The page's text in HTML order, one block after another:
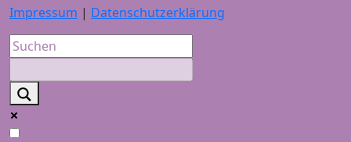
Impressum | Datenschutzerklärung